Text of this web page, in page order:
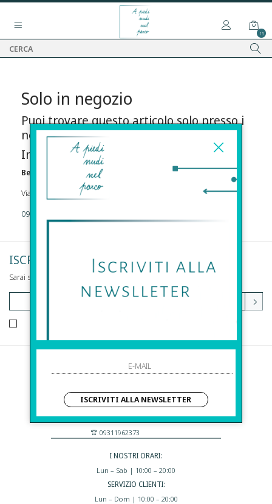
15
Solo in negozio
Puoi trovare questo articolo solo presso i
nostri punti vendita:
Info contatti
Before s.r.l.s.
Via Della Maestranza , 23 96100 Siracusa
09311962373
ISCRIVITI ALLA NEWSLETTER
Sarai sempre aggiornato su offerte e promozioni.
Before S.r.l.s.
Via Della Maestranza , 23
96100 Siracusa - Italia
Eshop@apiedinudinelparcoboutique.com
09311962373
I NOSTRI ORARI:
Lun – Sab | 10:00 – 20:00
SERVIZIO CLIENTI:
Lun – Dom | 10:00 – 20:00
ISCRIVITI ALLA NEWSLETTER